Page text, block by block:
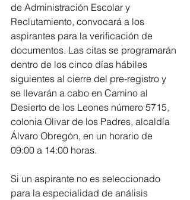
de Administración Escolar y
Reclutamiento, convocará a los
aspirantes para la verificación de
documentos. Las citas se programarán
dentro de los cinco días hábiles
siguientes al cierre del pre-registro y
se llevarán a cabo en Camino al
Desierto de los Leones número 5715,
colonia Olivar de los Padres, alcaldía
Álvaro Obregón, en un horario de
09:00 a 14:00 horas.
Si un aspirante no es seleccionado
para la especialidad de análisis